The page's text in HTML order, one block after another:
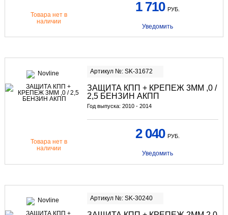
Товара нет в
наличии
1 710 РУБ.
Уведомить
Артикул №: SK-31672
ЗАЩИТА КПП + КРЕПЕЖ 3ММ ,0 /
2,5 БЕНЗИН АКПП
Год выпуска: 2010 - 2014
Товара нет в
наличии
2 040 РУБ.
Уведомить
Артикул №: SK-30240